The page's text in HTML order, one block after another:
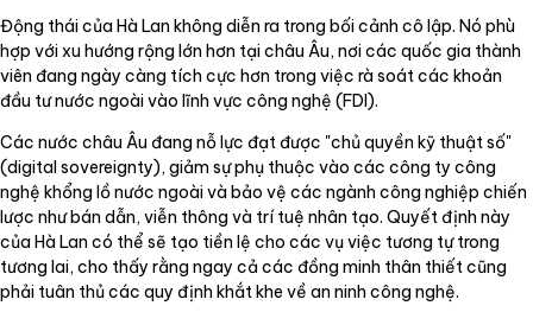
Động thái của Hà Lan không diễn ra trong bối cảnh cô lập. Nó phù
hợp với xu hướng rộng lớn hơn tại châu Âu, nơi các quốc gia thành
viên đang ngày càng tích cực hơn trong việc rà soát các khoản
đầu tư nước ngoài vào lĩnh vực công nghệ (FDI).
Các nước châu Âu đang nỗ lực đạt được "chủ quyền kỹ thuật số"
(digital sovereignty), giảm sự phụ thuộc vào các công ty công
nghệ khổng lồ nước ngoài và bảo vệ các ngành công nghiệp chiến
lược như bán dẫn, viễn thông và trí tuệ nhân tạo. Quyết định này
của Hà Lan có thể sẽ tạo tiền lệ cho các vụ việc tương tự trong
tương lai, cho thấy rằng ngay cả các đồng minh thân thiết cũng
phải tuân thủ các quy định khắt khe về an ninh công nghệ.